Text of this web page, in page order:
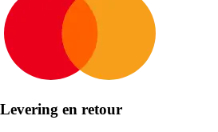
Levering en retour